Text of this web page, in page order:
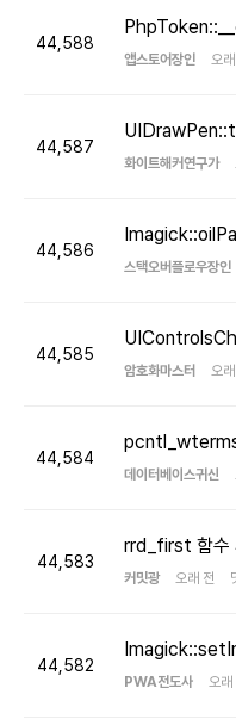
44,588
앱스토어장인 오
44,587
화이트해커연구가
44,586
스택오버플로우장인
44,585
암호화마스터 오
44,584
데이터베이스귀신
44,583
rrd_first 함수
커밋광 오래 전
44,582
PWA전도사 오